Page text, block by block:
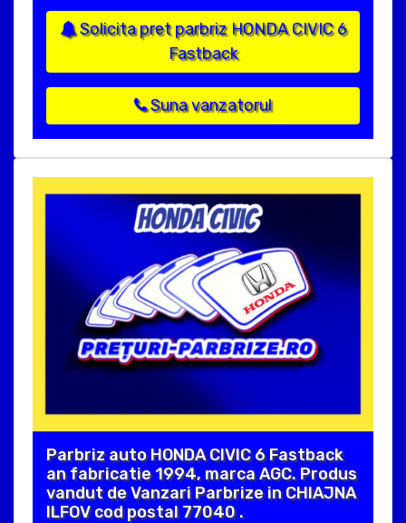
Solicita pret parbriz HONDA CIVIC 6
Fastback
Suna vanzatorul
Parbriz auto HONDA CIVIC 6 Fastback
an fabricatie 1994, marca AGC. Produs
vandut de Vanzari Parbrize in CHIAJNA
ILFOV cod postal 77040 .